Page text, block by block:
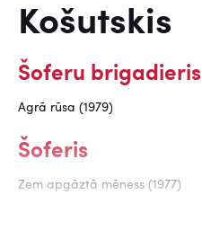
Košutskis
Šoferu brigadieris
Agrā rūsa (1979)
Šoferis
Zem apgāztā mēness (1977)